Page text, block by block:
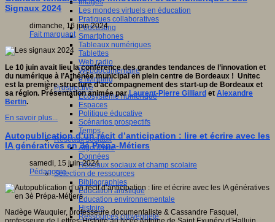
Images
Les mondes virtuels en éducation
Pratiques collaboratives
Podcasting
Smartphones
Tableaux numériques
Tablettes
Web radio
Webdocumentaire
eTwinning
Prospective
Ecosystème numérique
Espaces
Politique éducative
Scénarios prospectifs
Temps
Réseaux sociaux
Algorithme
Données
Réseaux sociaux et champ scolaire
Sélection de ressources
Bibliographies
Education artistique
Education environnementale
Histoire
Ressources citoyenneté
Signaux 2024
dimanche, 16 juin 2024
Fait marquant
Le 10 juin avait lieu la conférence des grandes tendances de l’innovation et
du numérique à l’Athénée municipal en plein centre de Bordeaux ! Unitec
est la première structure d’accompagnement des start-up de Bordeaux et
sa région. Présentation animée parLaurent-Pierre Gilliard et Alexandre
Bertin.
En savoir plus...
Autopublication d’un récit d’anticipation : lire et écrire avec les
IA génératives en 3è Prépa-Métiers
samedi, 15 juin 2024
Pédagogie
Nadège Wauquier, professeure documentaliste & Cassandre Fasquel,